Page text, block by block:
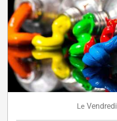
Le Vendredi